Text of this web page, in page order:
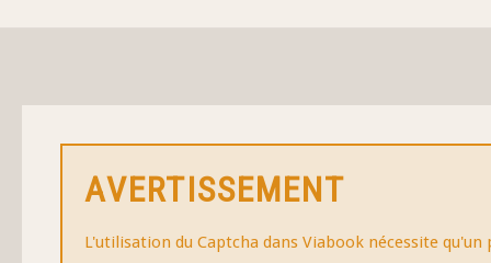
AVERTISSEMENT
L'utilisation du Captcha dans Viabook nécessite